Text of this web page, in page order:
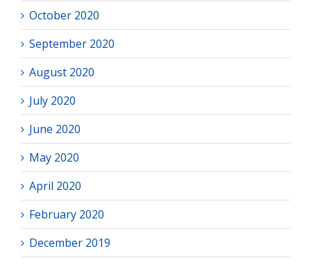
October 2020
September 2020
August 2020
July 2020
June 2020
May 2020
April 2020
February 2020
December 2019